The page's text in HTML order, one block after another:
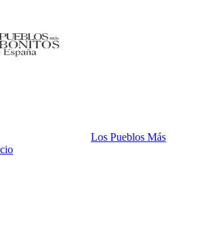
Los Pueblos Más